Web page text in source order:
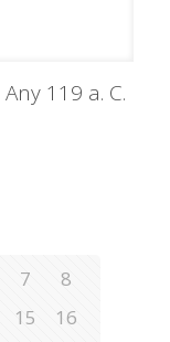
Any 119 a. C.
7
8
15
16